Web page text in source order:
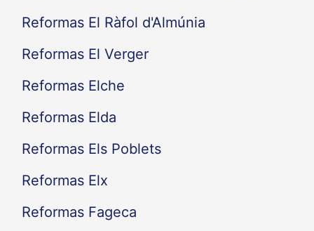
Reformas El Ràfol d'Almúnia
Reformas El Verger
Reformas Elche
Reformas Elda
Reformas Els Poblets
Reformas Elx
Reformas Fageca